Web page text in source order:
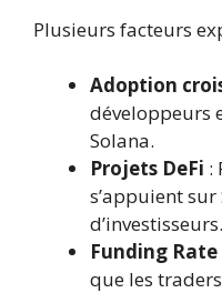
Plusieurs facteurs
Adoption
développeurs
Solana.
Projets DeFi :
s’appuient
d’investisseurs.
Funding
que les